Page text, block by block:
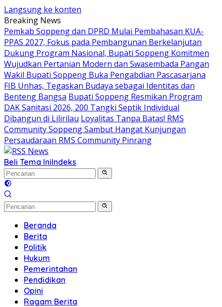
Langsung ke konten
Breaking News
Pemkab Soppeng dan DPRD Mulai Pembahasan KUA-
PPAS 2027, Fokus pada Pembangunan Berkelanjutan
Dukung Program Nasional, Bupati Soppeng Komitmen
Wujudkan Pertanian Modern dan Swasembada Pangan
Wakil Bupati Soppeng Buka Pengabdian Pascasarjana
FIB Unhas, Tegaskan Budaya sebagai Identitas dan
Benteng Bangsa Bupati Soppeng Resmikan Program
DAK Sanitasi 2026, 200 Tangki Septik Individual
Dibangun di Lilirilau Loyalitas Tanpa Batas! RMS
Community Soppeng Sambut Hangat Kunjungan
Persaudaraan RMS Community Pinrang
Beli Tema IniIndeks
Beranda
Berita
Politik
Hukum
Pemerintahan
Pendidikan
Opini
Ragam Berita